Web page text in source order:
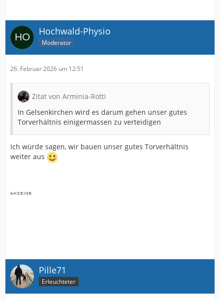
Hochwald-Physio
Moderator
26. Februar 2026 um 12:51
Zitat von Arminia-Rotti
In Gelsenkirchen wird es darum gehen unser gutes
Torverhältnis einigermassen zu verteidigen
Ich würde sagen, wir bauen unser gutes Torverhältnis
weiter aus
Pille71
Erleuchteter